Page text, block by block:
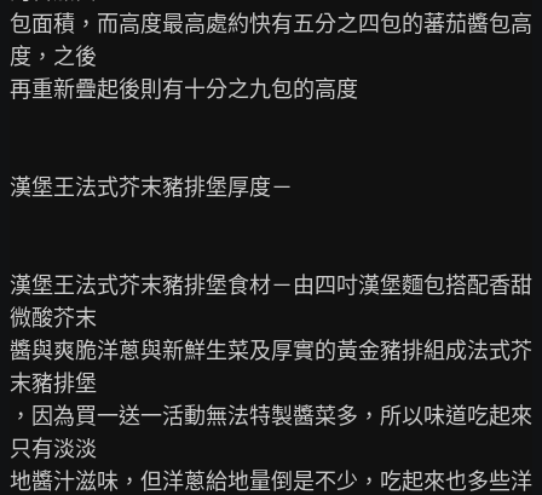
包面積，而高度最高處約快有五分之四包的蕃茄醬包高
度，之後
再重新疊起後則有十分之九包的高度
漢堡王法式芥末豬排堡厚度－
漢堡王法式芥末豬排堡食材－由四吋漢堡麵包搭配香甜
微酸芥末
醬與爽脆洋蔥與新鮮生菜及厚實的黃金豬排組成法式芥
末豬排堡
，因為買一送一活動無法特製醬菜多，所以味道吃起來
只有淡淡
地醬汁滋味，但洋蔥給地量倒是不少，吃起來也多些洋